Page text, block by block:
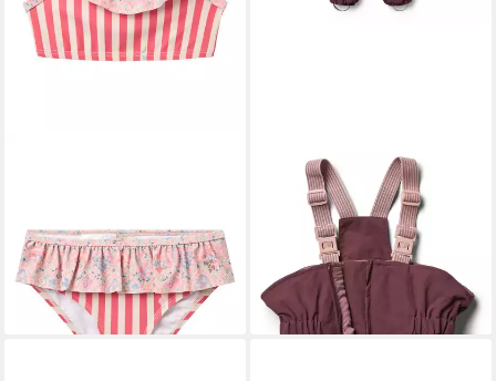
55,95 €
lieferbar - in 2-3 Werktagen bei dir
WHEAT
Skihose Sal Tech wasserdicht,
atmungsaktiv, leicht wattiert,
verschweißte Nähte
ab 36,13 € UVP 79,95 €
-55%
lieferbar - in 1-2 Werktagen bei dir